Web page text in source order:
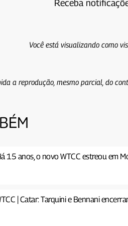
Receba
Você está visualizando como
a reprodução, mesmo parcial, do
15 anos, o novo WTCC estreou em
| Catar: Tarquini e Bennani